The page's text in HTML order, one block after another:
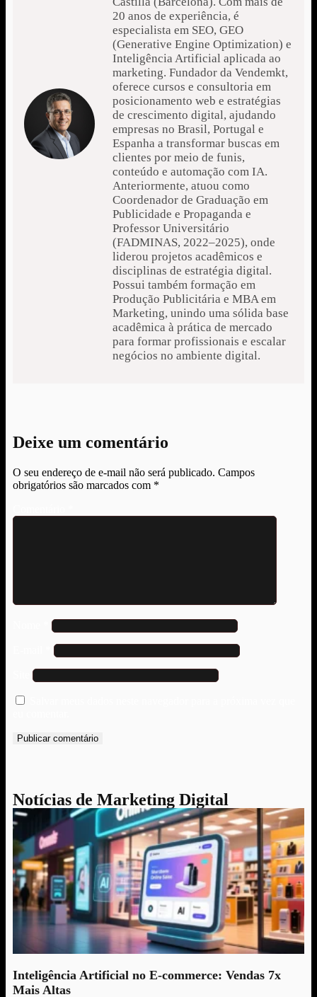
20 anos de experiência, é
especialista em SEO, GEO
(Generative Engine Optimization) e
Inteligência Artificial aplicada ao
marketing. Fundador da Vendemkt,
oferece cursos e consultoria em
posicionamento web e estratégias
de crescimento digital, ajudando
empresas no Brasil, Portugal e
Espanha a transformar buscas em
clientes por meio de funis,
conteúdo e automação com IA.
Anteriormente, atuou como
Coordenador de Graduação em
Publicidade e Propaganda e
Professor Universitário
(FADMINAS, 2022–2025), onde
liderou projetos acadêmicos e
disciplinas de estratégia digital.
Possui também formação em
Produção Publicitária e MBA em
Marketing, unindo uma sólida base
acadêmica à prática de mercado
para formar profissionais e escalar
negócios no ambiente digital.
Deixe um comentário
O seu endereço de e-mail não será publicado. Campos
obrigatórios são marcados com *
Notícias de Marketing Digital
Inteligência Artificial no E-commerce: Vendas 7x
Mais Altas